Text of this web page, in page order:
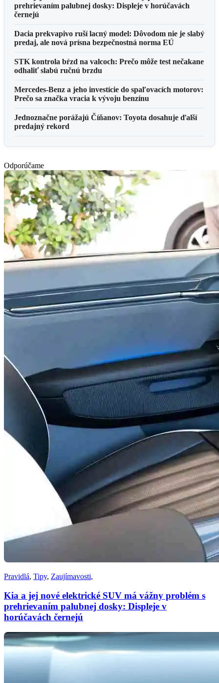
prehrievaním palubnej dosky: Displeje v horúčavách
černejú
Dacia prekvapivo ruší lacný model: Dôvodom nie je slabý
predaj, ale nová prísna bezpečnostná norma EÚ
STK kontrola bŕzd na valcoch: Prečo môže test nečakane
odhaliť slabú ručnú brzdu
Mercedes-Benz a jeho investície do spaľovacích motorov:
Prečo sa značka vracia k vývoju benzínu
Jednoznačne porážajú Číňanov: Toyota dosahuje ďalší
predajný rekord
Odporúčame
Pravidlá, Tipy, Zaujímavosti,
Kia a jej nové elektrické SUV má vážny problém s
prehrievaním palubnej dosky: Displeje v
horúčavách černejú